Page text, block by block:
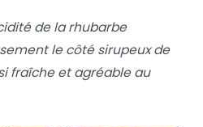
de la rhubarbe
le côté sirupeux de
fraîche et agréable au